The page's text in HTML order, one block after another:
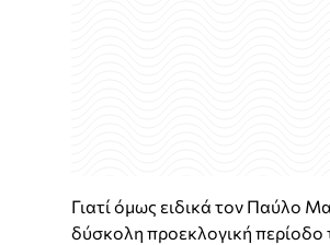
Γιατί όμως ειδικά τον Παύλο
δύσκολη προεκλογική περίοδο